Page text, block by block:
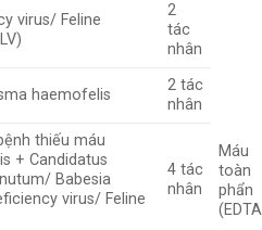
virus/ Feline
2
tác
nhân
Máu
toàn
phẩn
haemofelis
2 tác
nhân
thiếu máu
+ Candidatus
Babesia
virus/ Feline
4 tác
nhân